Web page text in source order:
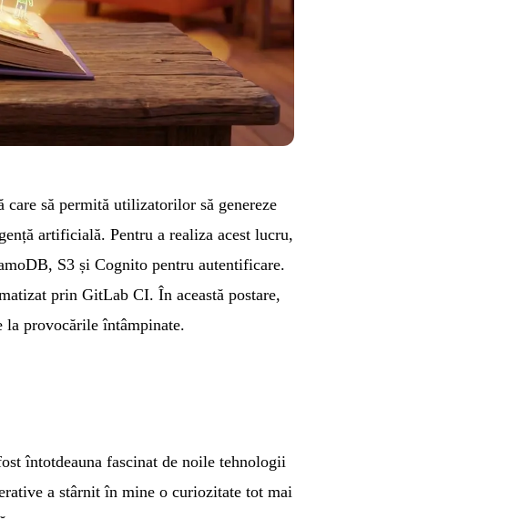
să permită utilizatorilor să genereze
artificială. Pentru a realiza acest lucru,
S3 și Cognito pentru autentificare.
prin GitLab CI. În această postare,
la provocările întâmpinate.
întotdeauna fascinat de noile tehnologii
a stârnit în mine o curiozitate tot mai